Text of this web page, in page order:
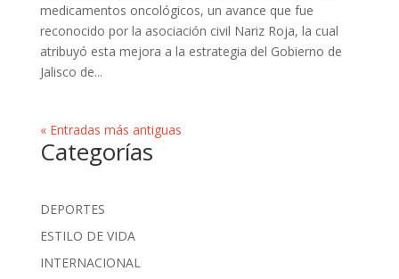
medicamentos oncológicos, un avance que fue
reconocido por la asociación civil Nariz Roja, la cual
atribuyó esta mejora a la estrategia del Gobierno de
Jalisco de...
« Entradas más antiguas
Categorías
DEPORTES
ESTILO DE VIDA
INTERNACIONAL